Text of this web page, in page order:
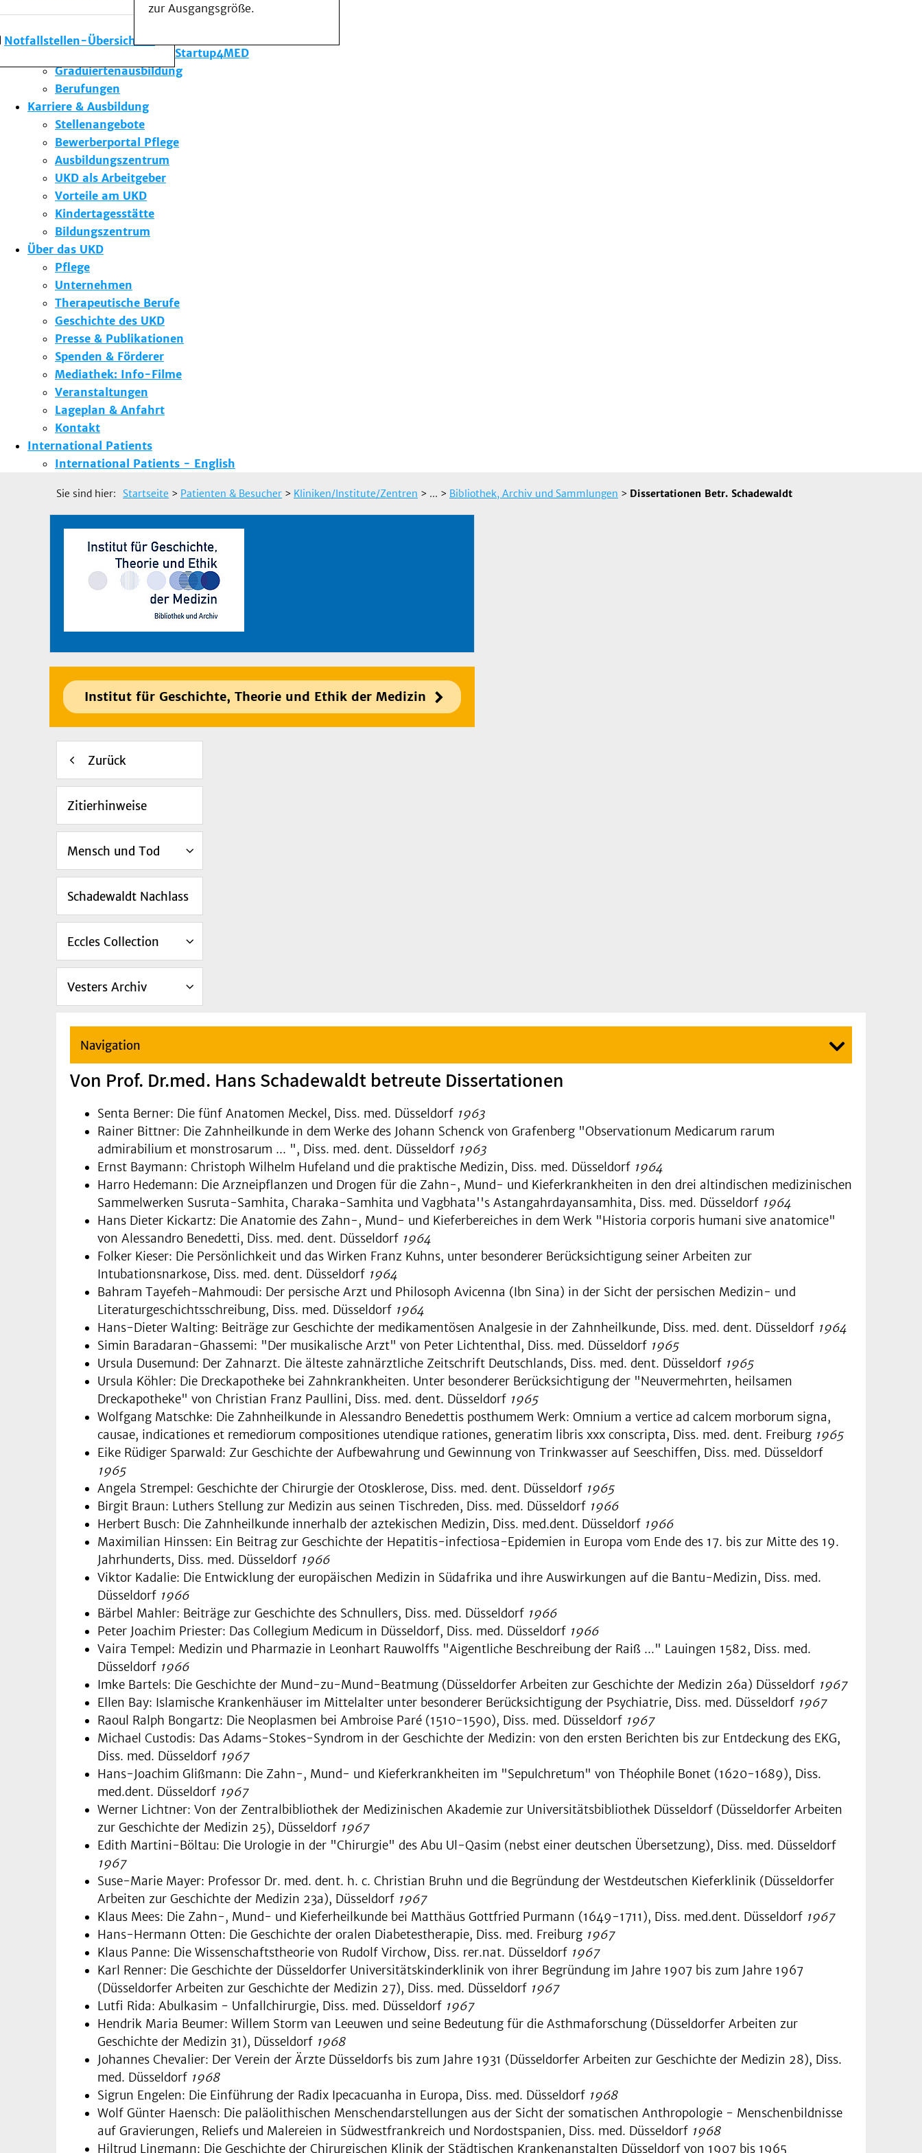
Notfallstellen-Übersicht
zur Ausgangsgröße.
Forschung am UKD
Studium & Lehre
Gründungsförderung Startup4MED
Graduiertenausbildung
Berufungen
Karriere & Ausbildung
Stellenangebote
Bewerberportal Pflege
Ausbildungszentrum
UKD als Arbeitgeber
Vorteile am UKD
Kindertagesstätte
Bildungszentrum
Über das UKD
Pflege
Unternehmen
Therapeutische Berufe
Geschichte des UKD
Presse & Publikationen
Spenden & Förderer
Mediathek: Info-Filme
Veranstaltungen
Lageplan & Anfahrt
Kontakt
International Patients
International Patients - English
Sie sind hier: Startseite > Patienten & Besucher > Kliniken/Institute/Zentren > ... > Bibliothek, Archiv und Sammlungen > Dissertationen Betr. Schadewaldt
Institut für Geschichte, Theorie und Ethik der Medizin
Zurück
Zitierhinweise
Mensch und Tod
Schadewaldt Nachlass
Eccles Collection
Vesters Archiv
Navigation
Von Prof. Dr.med. Hans Schadewaldt betreute Dissertationen
Senta Berner: Die fünf Anatomen Meckel, Diss. med. Düsseldorf 1963
Rainer Bittner: Die Zahnheilkunde in dem Werke des Johann Schenck von Grafenberg "Observationum Medicarum rarum
admirabilium et monstrosarum ... ", Diss. med. dent. Düsseldorf 1963
Ernst Baymann: Christoph Wilhelm Hufeland und die praktische Medizin, Diss. med. Düsseldorf 1964
Harro Hedemann: Die Arzneipflanzen und Drogen für die Zahn-, Mund- und Kieferkrankheiten in den drei altindischen medizinischen
Sammelwerken Susruta-Samhita, Charaka-Samhita und Vagbhata''s Astangahrdayansamhita, Diss. med. Düsseldorf 1964
Hans Dieter Kickartz: Die Anatomie des Zahn-, Mund- und Kieferbe­reiches in dem Werk "Historia corporis humani sive anatomice"
von Alessan­dro Benedetti, Diss. med. dent. Düsseldorf 1964
Folker Kieser: Die Persönlichkeit und das Wirken Franz Kuhns, unter beson­derer Berücksichtigung seiner Arbeiten zur
Intubationsnarkose, Diss. med. dent. Düsseldorf 1964
Bahram Tayefeh-Mahmoudi: Der persische Arzt und Philosoph Avi­cenna (Ibn Sina) in der Sicht der persischen Medizin- und
Literaturgeschichts­schreibung, Diss. med. Düsseldorf 1964
Hans-Dieter Walting: Beiträge zur Geschichte der medikamentösen Analge­sie in der Zahnheilkunde, Diss. med. dent. Düsseldorf 1964
Simin Baradaran-Ghassemi: "Der musikalische Arzt" von Peter Lich­tenthal, Diss. med. Düsseldorf 1965
Ursula Dusemund: Der Zahnarzt. Die älteste zahnärztliche Zeitschrift Deutschlands, Diss. med. dent. Düsseldorf 1965
Ursula Köhler: Die Dreckapotheke bei Zahnkrankheiten. Unter besonderer Berücksichtigung der "Neuvermehrten, heilsamen
Dreckapotheke" von Chri­stian Franz Paullini, Diss. med. dent. Düsseldorf 1965
Wolfgang Matschke: Die Zahnheilkunde in Alessandro Benedettis post­humem Werk: Omnium a vertice ad calcem morborum signa,
causae, indica­tiones et remediorum compositiones utendique rationes, generatim libris xxx conscripta, Diss. med. dent. Freiburg 1965
Eike Rüdiger Sparwald: Zur Geschichte der Aufbewahrung und Gewin­nung von Trinkwasser auf Seeschiffen, Diss. med. Düsseldorf
1965
Angela Strempel: Geschichte der Chirurgie der Otosklerose, Diss. med. dent. Düsseldorf 1965
Birgit Braun: Luthers Stellung zur Medizin aus seinen Tischreden, Diss. med. Düsseldorf 1966
Herbert Busch: Die Zahnheilkunde innerhalb der aztekischen Medizin, Diss. med.dent. Düsseldorf 1966
Maximilian Hinssen: Ein Beitrag zur Geschichte der Hepatitis-infectiosa-Epidemien in Europa vom Ende des 17. bis zur Mitte des 19.
Jahrhunderts, Diss. med. Düsseldorf 1966
Viktor Kadalie: Die Entwicklung der europäischen Medizin in Südafrika und ihre Auswirkungen auf die Bantu-Medizin, Diss. med.
Düsseldorf 1966
Bärbel Mahler: Beiträge zur Geschichte des Schnullers, Diss. med. Düssel­dorf 1966
Peter Joachim Priester: Das Collegium Medicum in Düsseldorf, Diss. med. Düsseldorf 1966
Vaira Tempel: Medizin und Pharmazie in Leonhart Rauwolffs "Aigentliche Beschreibung der Raiß ..." Lauingen 1582, Diss. med.
Düsseldorf 1966
Imke Bartels: Die Geschichte der Mund-zu-Mund-Beatmung (Düsseldorfer Arbeiten zur Geschichte der Medizin 26a) Düsseldorf 1967
Ellen Bay: Islamische Krankenhäuser im Mittelalter unter besonderer Berück­sichtigung der Psychiatrie, Diss. med. Düsseldorf 1967
Raoul Ralph Bongartz: Die Neoplasmen bei Ambroise Paré (1510-1590), Diss. med. Düsseldorf 1967
Michael Custodis: Das Adams-Stokes-Syndrom in der Geschichte der Me­dizin: von den ersten Berichten bis zur Entdeckung des EKG,
Diss. med. Düs­seldorf 1967
Hans-Joachim Glißmann: Die Zahn-, Mund- und Kieferkrankheiten im "Sepulchretum" von Théophile Bonet (1620-1689), Diss.
med.dent. Düsseldorf 1967
Werner Lichtner: Von der Zentralbibliothek der Medizinischen Akademie zur Universitätsbibliothek Düsseldorf (Düsseldorfer Arbeiten
zur Geschichte der Medizin 25), Düsseldorf 1967
Edith Martini-Böltau: Die Urologie in der "Chirurgie" des Abu Ul-Qasim (nebst einer deutschen Übersetzung), Diss. med. Düsseldorf
1967
Suse-Marie Mayer: Professor Dr. med. dent. h. c. Christian Bruhn und die Begründung der Westdeutschen Kieferklinik (Düsseldorfer
Arbeiten zur Ge­schichte der Medizin 23a), Düsseldorf 1967
Klaus Mees: Die Zahn-, Mund- und Kieferheilkunde bei Matthäus Gottfried Purmann (1649-1711), Diss. med.dent. Düsseldorf 1967
Hans-Hermann Otten: Die Geschichte der oralen Diabetestherapie, Diss. med. Freiburg 1967
Klaus Panne: Die Wissenschaftstheorie von Rudolf Virchow, Diss. rer.nat. Düsseldorf 1967
Karl Renner: Die Geschichte der Düsseldorfer Universitätskinderklinik von ihrer Begründung im Jahre 1907 bis zum Jahre 1967
(Düsseldorfer Arbeiten zur Geschichte der Medizin 27), Diss. med. Düsseldorf 1967
Lutfi Rida: Abulkasim - Unfallchirurgie, Diss. med. Düsseldorf 1967
Hendrik Maria Beumer: Willem Storm van Leeuwen und seine Bedeutung für die Asthmaforschung (Düsseldorfer Arbeiten zur
Geschichte der Medizin 31), Düsseldorf 1968
Johannes Chevalier: Der Verein der Ärzte Düsseldorfs bis zum Jahre 1931 (Düsseldorfer Arbeiten zur Geschichte der Medizin 28), Diss.
med. Düsseldorf 1968
Sigrun Engelen: Die Einführung der Radix Ipecacuanha in Europa, Diss. med. Düsseldorf 1968
Wolf Günter Haensch: Die paläolithischen Menschendarstellungen aus der Sicht der somatischen Anthropologie - Menschenbildnisse
auf Gravierungen, Reliefs und Malereien in Südwestfrankreich und Nordostspanien, Diss. med. Düsseldorf 1968
Hiltrud Lingmann: Die Geschichte der Chirurgischen Klinik der Städtischen Krankenanstalten Düsseldorf von 1907 bis 1965